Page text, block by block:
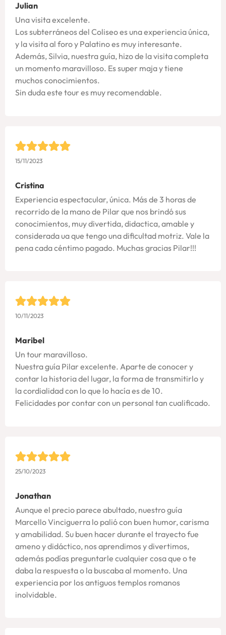
Julian
Una visita excelente.
Los subterráneos del Coliseo es una experiencia única,
y la visita al foro y Palatino es muy interesante.
Además, Silvia, nuestra guía, hizo de la visita completa
un momento maravilloso. Es super maja y tiene
muchos conocimientos.
Sin duda este tour es muy recomendable.
15/11/2023
Cristina
Experiencia espectacular, única. Más de 3 horas de
recorrido de la mano de Pilar que nos brindó sus
conocimientos, muy divertida, didactica, amable y
considerada ua que tengo una dificultad motriz. Vale la
pena cada céntimo pagado. Muchas gracias Pilar!!!
10/11/2023
Maribel
Un tour maravilloso.
Nuestra guía Pilar excelente. Aparte de conocer y
contar la historia del lugar, la forma de transmitirlo y
la cordialidad con lo que lo hacía es de 10.
Felicidades por contar con un personal tan cualificado.
25/10/2023
Jonathan
Aunque el precio parece abultado, nuestro guía
Marcello Vinciguerra lo palió con buen humor, carisma
y amabilidad. Su buen hacer durante el trayecto fue
ameno y didáctico, nos aprendimos y divertimos,
además podías preguntarle cualquier cosa que o te
daba la respuesta o la buscaba al momento. Una
experiencia por los antiguos templos romanos
inolvidable.